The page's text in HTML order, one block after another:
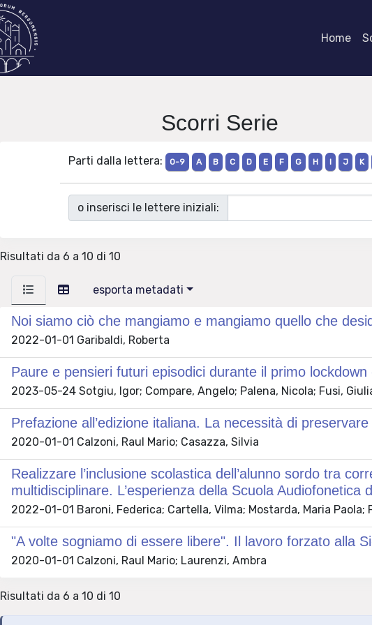
Home
Scorri Serie
Parti dalla lettera: 0-9 A B C D E F G H I J K
o inserisci le lettere iniziali:
Risultati da 6 a 10 di 10
esporta metadati
Noi siamo ciò che mangiamo e mangiamo quello che
2022-01-01 Garibaldi, Roberta
Paure e pensieri futuri episodici durante il primo
2023-05-24 Sotgiu, Igor; Compare, Angelo; Palena, Nicola; Fusi,
Prefazione all’edizione italiana. La necessità di
2020-01-01 Calzoni, Raul Mario; Casazza, Silvia
Realizzare l’inclusione scolastica dell’alunno sordo tra
multidisciplinare. L’esperienza della Scuola Audiofonetica
2022-01-01 Baroni, Federica; Cartella, Vilma; Mostarda, Maria Paola;
"A volte sogniamo di essere libere". Il lavoro forzato alla
2020-01-01 Calzoni, Raul Mario; Laurenzi, Ambra
Risultati da 6 a 10 di 10